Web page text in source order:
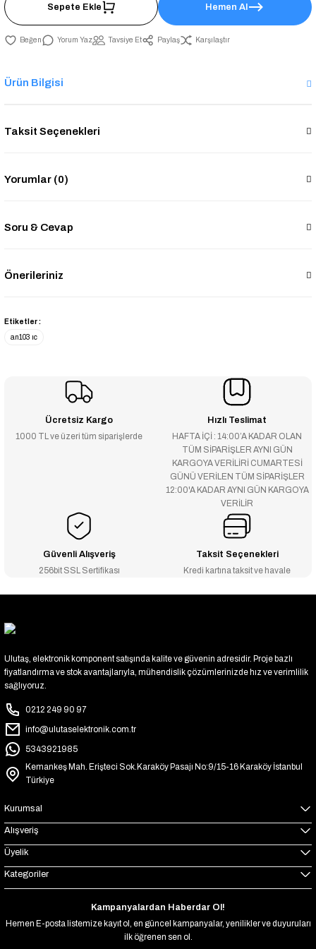
Sepete Ekle Hemen Al
Yorum Yaz Tavsiye Et Paylaş Karşılaştır
Ürün Bilgisi
Taksit Seçenekleri
Yorumlar (0)
Soru & Cevap
Önerileriniz
Etiketler :
an103 ıc
Ücretsiz Kargo
1000 TL ve üzeri tüm siparişlerde
Hızlı Teslimat
HAFTA İÇİ : 14:00’A KADAR OLAN
TÜM SİPARİŞLER AYNI GÜN
KARGOYA VERİLİRİ CUMARTESİ
GÜNÜ VERİLEN TÜM SİPARİŞLER
12:00'A KADAR AYNI GÜN KARGOYA
VERİLİR
Güvenli Alışveriş
256bit SSL Sertifikası
Taksit Seçenekleri
Kredi kartına taksit ve havale
Ulutaş, elektronik komponent satışında kalite ve güvenin adresidir. Proje bazlı
fiyatlandırma ve stok avantajlarıyla, mühendislik çözümlerinizde hız ve verimlilik
sağlıyoruz.
0212 249 90 97
info@ulutaselektronik.com.tr
5343921985
Kemankeş Mah. Erişteci Sok.Karaköy Pasajı No:9/15-16 Karaköy İstanbul
Türkiye
Kurumsal
Alışveriş
Üyelik
Kategoriler
Kampanyalardan Haberdar Ol!
Hemen E-posta listemize kayıt ol, en güncel kampanyalar, yenilikler ve duyuruları
ilk öğrenen sen ol.